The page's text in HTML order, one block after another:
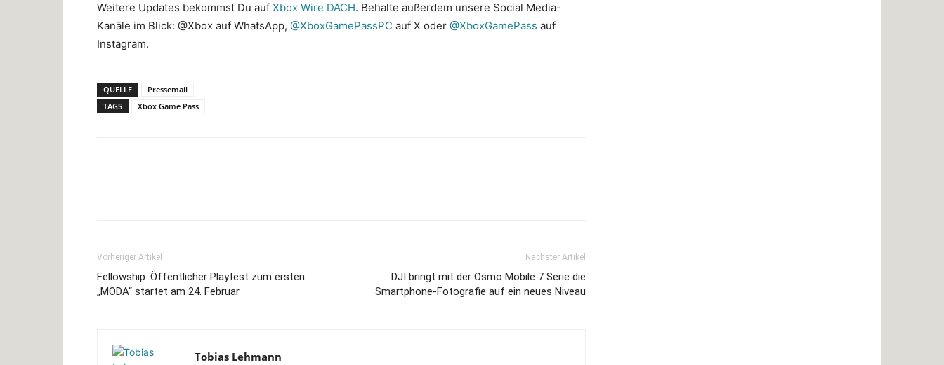
Weitere Updates bekommst Du auf Xbox Wire DACH. Behalte außerdem unsere Social Media-
Kanäle im Blick: @Xbox auf WhatsApp, @XboxGamePassPC auf X oder @XboxGamePass auf
Instagram.
QUELLE
Pressemail
TAGS
Xbox Game Pass
Vorheriger Artikel
Fellowship: Öffentlicher Playtest zum ersten
„MODA“ startet am 24. Februar
Nächster Artikel
DJI bringt mit der Osmo Mobile 7 Serie die
Smartphone-Fotografie auf ein neues Niveau
Tobias Lehmann